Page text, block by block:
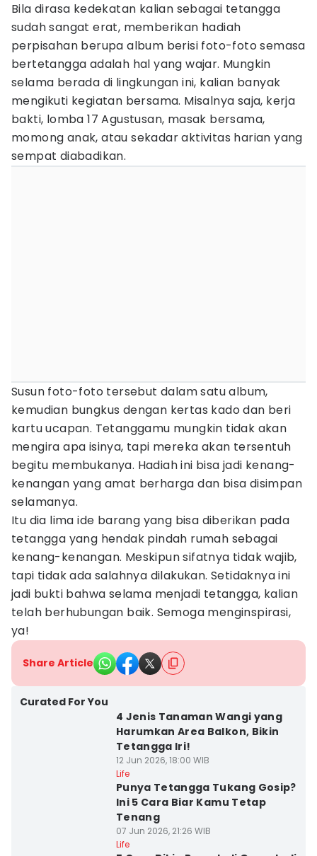
Bila dirasa kedekatan kalian sebagai tetangga
sudah sangat erat, memberikan hadiah
perpisahan berupa album berisi foto-foto semasa
bertetangga adalah hal yang wajar. Mungkin
selama berada di lingkungan ini, kalian banyak
mengikuti kegiatan bersama. Misalnya saja, kerja
bakti, lomba 17 Agustusan, masak bersama,
momong anak, atau sekadar aktivitas harian yang
sempat diabadikan.
Susun foto-foto tersebut dalam satu album,
kemudian bungkus dengan kertas kado dan beri
kartu ucapan. Tetanggamu mungkin tidak akan
mengira apa isinya, tapi mereka akan tersentuh
begitu membukanya. Hadiah ini bisa jadi kenang-
kenangan yang amat berharga dan bisa disimpan
selamanya.
Itu dia lima ide barang yang bisa diberikan pada
tetangga yang hendak pindah rumah sebagai
kenang-kenangan. Meskipun sifatnya tidak wajib,
tapi tidak ada salahnya dilakukan. Setidaknya ini
jadi bukti bahwa selama menjadi tetangga, kalian
telah berhubungan baik. Semoga menginspirasi,
ya!
Share Article
Curated For You
4 Jenis Tanaman Wangi yang
Harumkan Area Balkon, Bikin
Tetangga Iri!
12 Jun 2026, 18:00 WIB
Life
Punya Tetangga Tukang Gosip?
Ini 5 Cara Biar Kamu Tetap
Tenang
07 Jun 2026, 21:26 WIB
Life